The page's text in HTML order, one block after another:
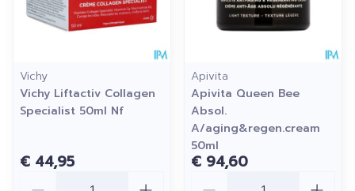
Vichy
Vichy Liftactiv Collagen
Specialist 50ml Nf
€ 44,95
Apivita
Apivita Queen Bee
Absol.
A/aging&regen.cream
50ml
€ 94,60